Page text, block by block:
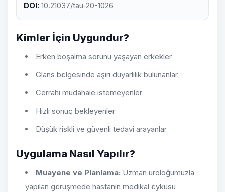
DOI: 10.21037/tau-20-1026
Kimler İçin Uygundur?
Erken boşalma sorunu yaşayan erkekler
Glans bölgesinde aşırı duyarlılık bulunanlar
Cerrahi müdahale istemeyenler
Hızlı sonuç bekleyenler
Düşük riskli ve güvenli tedavi arayanlar
Uygulama Nasıl Yapılır?
Muayene ve Planlama: Uzman üroloğumuzla
yapılan görüşmede hastanın medikal öyküsü